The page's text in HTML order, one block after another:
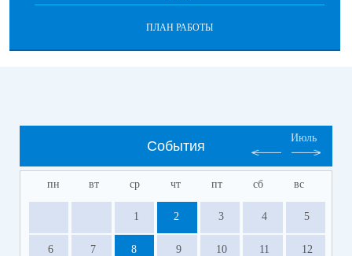
ПЛАН РАБОТЫ
События
Июль
пн вт ср чт пт сб вс
1 2 3 4 5
6 7 8 9 10 11 12